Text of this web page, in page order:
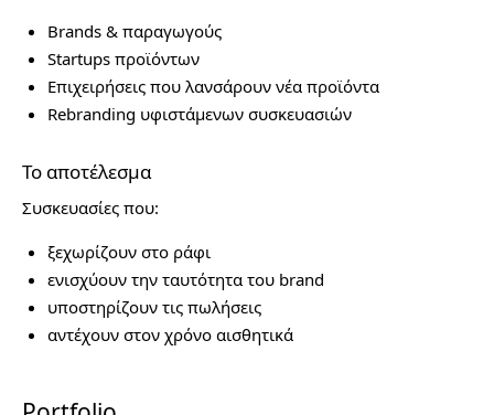
Brands & παραγωγούς
Startups προϊόντων
Επιχειρήσεις που λανσάρουν νέα προϊόντα
Rebranding υφιστάμενων συσκευασιών
Το αποτέλεσμα
Συσκευασίες που:
ξεχωρίζουν στο ράφι
ενισχύουν την ταυτότητα του brand
υποστηρίζουν τις πωλήσεις
αντέχουν στον χρόνο αισθητικά